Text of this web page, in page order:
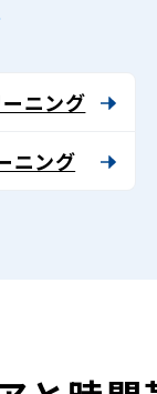
ニング
ニング